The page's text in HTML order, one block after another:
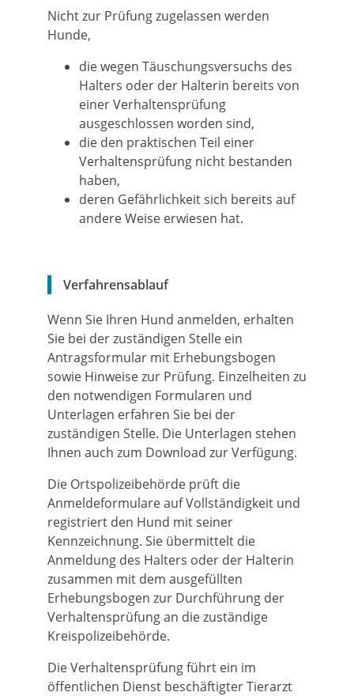
Nicht zur Prüfung zugelassen werden
Hunde,
die wegen Täuschungsversuchs des
Halters oder der Halterin bereits von
einer Verhaltensprüfung
ausgeschlossen worden sind,
die den praktischen Teil einer
Verhaltensprüfung nicht bestanden
haben,
deren Gefährlichkeit sich bereits auf
andere Weise erwiesen hat.
Verfahrensablauf
Wenn Sie Ihren Hund anmelden, erhalten
Sie bei der zuständigen Stelle ein
Antragsformular mit Erhebungsbogen
sowie Hinweise zur Prüfung. Einzelheiten zu
den notwendigen Formularen und
Unterlagen erfahren Sie bei der
zuständigen Stelle. Die Unterlagen stehen
Ihnen auch zum Download zur Verfügung.
Die Ortspolizeibehörde prüft die
Anmeldeformulare auf Vollständigkeit und
registriert den Hund mit seiner
Kennzeichnung. Sie übermittelt die
Anmeldung des Halters oder der Halterin
zusammen mit dem ausgefüllten
Erhebungsbogen zur Durchführung der
Verhaltensprüfung an die zuständige
Kreispolizeibehörde.
Die Verhaltensprüfung führt ein im
öffentlichen Dienst beschäftigter Tierarzt